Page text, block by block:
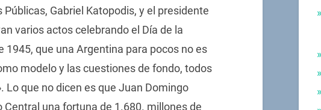
Gabriel Katopodis, y el presidente
varios actos celebrando el Día de la
1945, que una Argentina para pocos no es
modelo y las cuestiones de fondo, todos
Lo que no dicen es que Juan Domingo
una fortuna de 1.680. millones de